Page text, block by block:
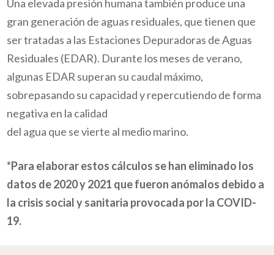
Una elevada presión humana también produce una
gran generación de aguas residuales, que tienen que
ser tratadas a las Estaciones Depuradoras de Aguas
Residuales (EDAR). Durante los meses de verano,
algunas EDAR superan su caudal máximo,
sobrepasando su capacidad y repercutiendo de forma
negativa en la calidad
del agua que se vierte al medio marino.
*Para elaborar estos cálculos se han eliminado los
datos de 2020 y 2021 que fueron anómalos debido a
la crisis social y sanitaria provocada por la COVID-
19.